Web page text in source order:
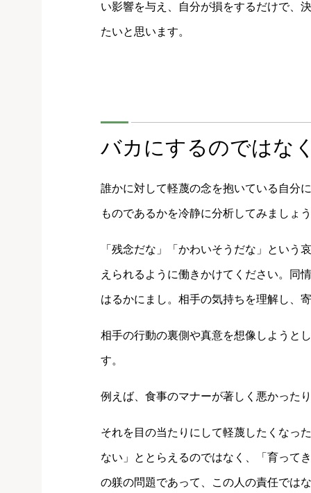
い影響を与え、自分が損をするだけで、
たいと思います。
バカにするのではな
誰かに対して軽蔑の念を抱いている自分
ものであるかを冷静に分析してみましょ
「残念だな」「かわいそうだな」という
えられるように働きかけてください。同
はるかにまし。相手の気持ちを理解し、
相手の行動の裏側や真意を想像しようと
す。
例えば、食事のマナーが著しく悪かった
それを目の当たりにして軽蔑したくなっ
ない」ととらえるのではなく、「育って
の躾の問題であって、この人の責任では